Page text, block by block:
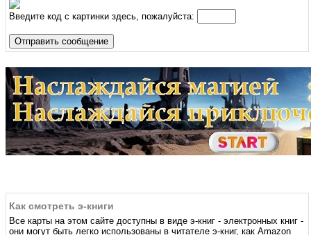
Введите код с картинки здесь, пожалуйста:
Как смотреть э-книги
Все карты на этом сайте доступны в виде э-книг - электронных книг -
они могут быть легко использованы в читателе э-книг, как Amazon